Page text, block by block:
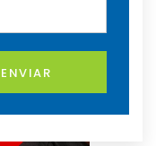
ENVIAR